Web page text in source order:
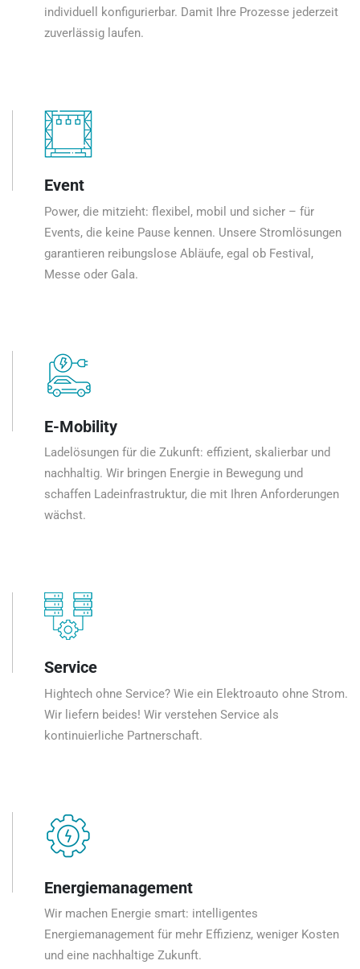
individuell konfigurierbar. Damit Ihre Prozesse jederzeit
zuverlässig laufen.
Event
Power, die mitzieht: flexibel, mobil und sicher – für
Events, die keine Pause kennen. Unsere Stromlösungen
garantieren reibungslose Abläufe, egal ob Festival,
Messe oder Gala.
E-Mobility
Ladelösungen für die Zukunft: effizient, skalierbar und
nachhaltig. Wir bringen Energie in Bewegung und
schaffen Ladeinfrastruktur, die mit Ihren Anforderungen
wächst.
Service
Hightech ohne Service? Wie ein Elektroauto ohne Strom.
Wir liefern beides! Wir verstehen Service als
kontinuierliche Partnerschaft.
Energiemanagement
Wir machen Energie smart: intelligentes
Energiemanagement für mehr Effizienz, weniger Kosten
und eine nachhaltige Zukunft.